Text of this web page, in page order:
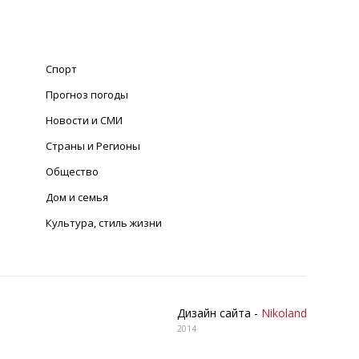
Спорт
Прогноз погоды
Новости и СМИ
Страны и Регионы
Общество
Дом и семья
Культура, стиль жизни
Дизайн сайта - Nikoland
2014